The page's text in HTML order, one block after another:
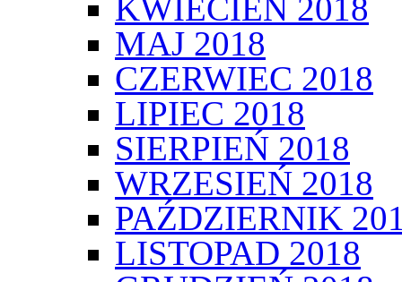
KWIECIEŃ 2018
MAJ 2018
CZERWIEC 2018
LIPIEC 2018
SIERPIEŃ 2018
WRZESIEŃ 2018
PAŹDZIERNIK
LISTOPAD 2018